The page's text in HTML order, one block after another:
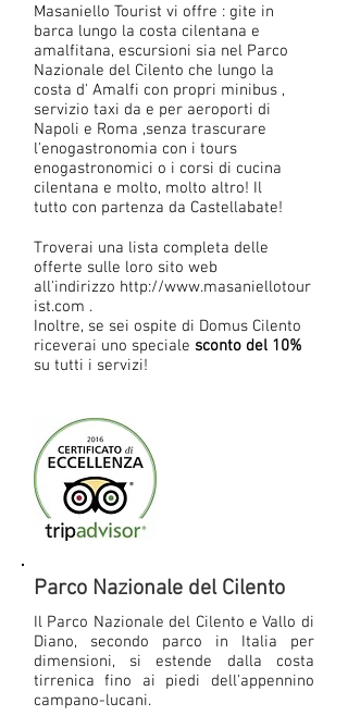
Masaniello Tourist vi offre : gite in
barca lungo la costa cilentana e
amalfitana, escursioni sia nel Parco
Nazionale del Cilento che lungo la
costa d' Amalfi con propri minibus ,
servizio taxi da e per aeroporti di
Napoli e Roma ,senza trascurare
l'enogastronomia con i tours
enogastronomici o i corsi di cucina
cilentana e molto, molto altro! Il
tutto con partenza da Castellabate!
Troverai una lista completa delle
offerte sulle loro sito web
all'indirizzo http://www.masaniellotour
ist.com .
Inoltre, se sei ospite di Domus Cilento
riceverai uno speciale sconto del 10%
su tutti i servizi!
Parco Nazionale del Cilento
Il Parco Nazionale del Cilento e Vallo di
Diano, secondo parco in Italia per
dimensioni, si estende dalla costa
tirrenica fino ai piedi dell'appennino
campano-lucani.